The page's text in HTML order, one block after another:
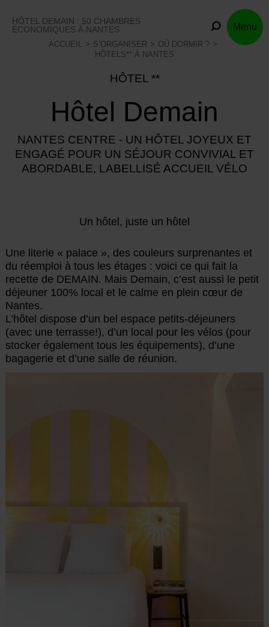
content
HÔTEL DEMAIN : 50 CHAMBRES
ÉCONOMIQUES À NANTES
Menu
ACCUEIL S’ORGANISER
OÙ DORMIR ?
HÔTELS** À NANTES
HÔTEL **
Hôtel Demain
NANTES CENTRE - UN HÔTEL JOYEUX ET
ENGAGÉ POUR UN SÉJOUR CONVIVIAL ET
ABORDABLE, LABELLISÉ ACCUEIL VÉLO
Un hôtel, juste un hôtel
Une literie « palace », des couleurs surprenantes et
du réemploi à tous les étages : voici ce qui fait la
recette de DEMAIN. Mais Demain, c’est aussi le petit
déjeuner 100% local et le calme en plein cœur de
Nantes.
L’hôtel dispose d’un bel espace petits-déjeuners
(avec une terrasse!), d’un local pour les vélos (pour
stocker également tous les équipements), d’une
bagagerie et d’une salle de réunion.